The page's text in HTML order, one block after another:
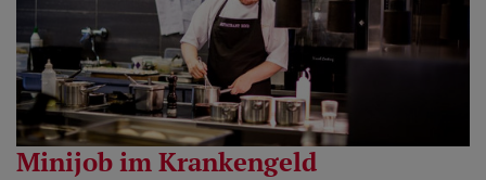
Minijob im Krankengeld